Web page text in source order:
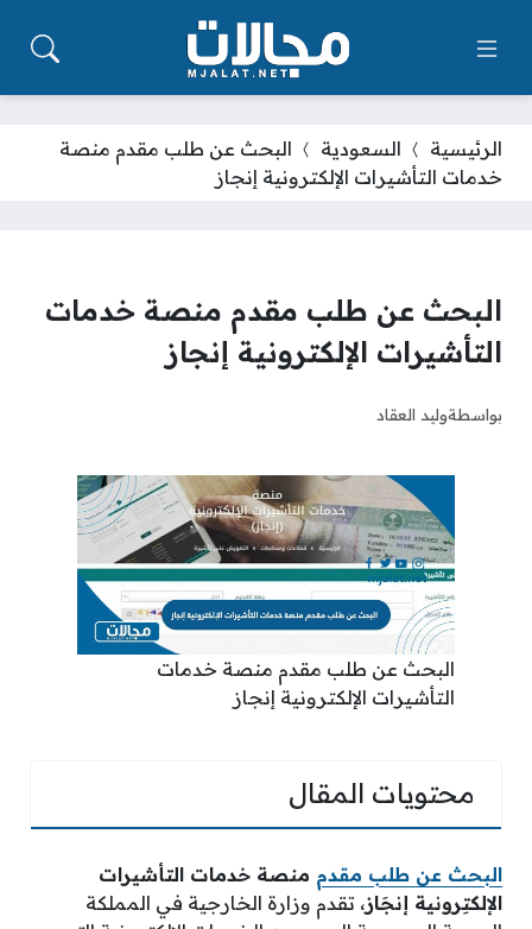
الرئيسية السعودية
البحث عن طلب مقدم منصة
خدمات التأشيرات الإلكترونية إنجاز
البحث عن طلب مقدم منصة خدمات
التأشيرات الإلكترونية إنجاز
بواسطةوليد العقاد
البحث عن طلب مقدم منصة خدمات
التأشيرات الإلكترونية إنجاز
محتويات المقال
البحث عن طلب مقدم منصة خدمات التأشيرات
الإلكتِرونية إنجَاز، تقدم وزارة الخارجية في المملكة